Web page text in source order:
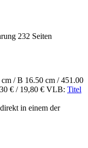
232 Seiten
/ B 16.50 cm / 451.00
€ / 19,80 € VLB: Titel
in einem der